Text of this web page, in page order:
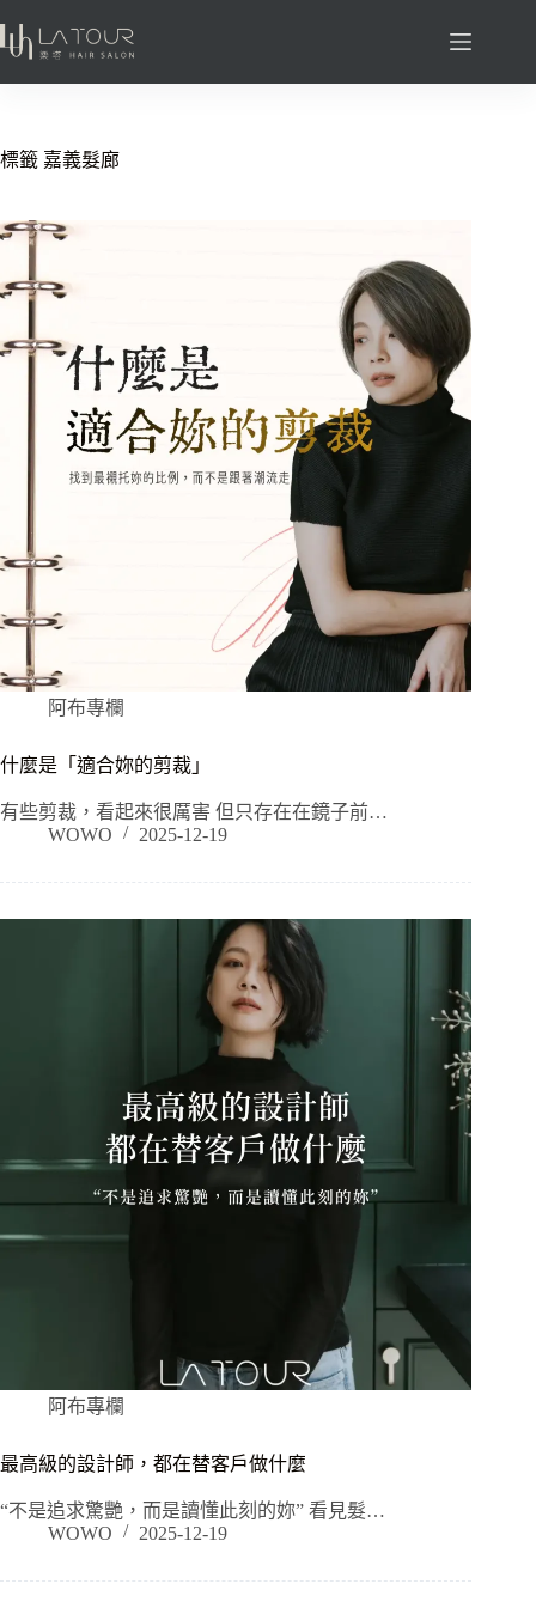
標籤 嘉義髮廊
阿布專欄
什麼是「適合妳的剪裁」
有些剪裁，看起來很厲害 但只存在在鏡子前…
WOWO
2025-12-19
阿布專欄
最高級的設計師，都在替客戶做什麼
“不是追求驚艷，而是讀懂此刻的妳” 看見髮…
WOWO
2025-12-19